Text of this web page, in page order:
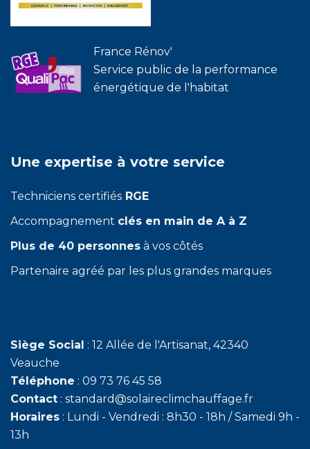
France Rénov'
Service public de la performance
énergétique de l'habitat
Une expertise à votre service
Techniciens certifiés RGE
Accompagnement clés en main de A à Z
Plus de 40 personnes à vos côtés
Partenaire agréé par les plus grandes marques
Siège Social : 12 Allée de l'Artisanat, 42340
Veauche
Téléphone : 09 73 76 45 58
Contact : standard@solaireclimchauffage.fr
Horaires : Lundi - Vendredi : 8h30 - 18h / Samedi 9h -
13h